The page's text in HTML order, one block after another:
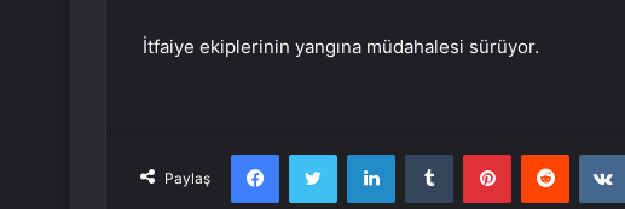
İtfaiye ekiplerinin yangına müdahalesi sürüyor.
Paylaş
FacebookTwitter LinkedInTumblr PinterestReddit